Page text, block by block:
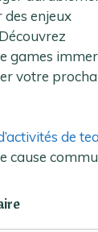
des enjeux
games
votre
de
cause